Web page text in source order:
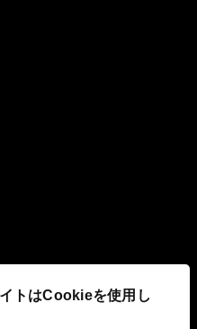
トはCookieを使用し